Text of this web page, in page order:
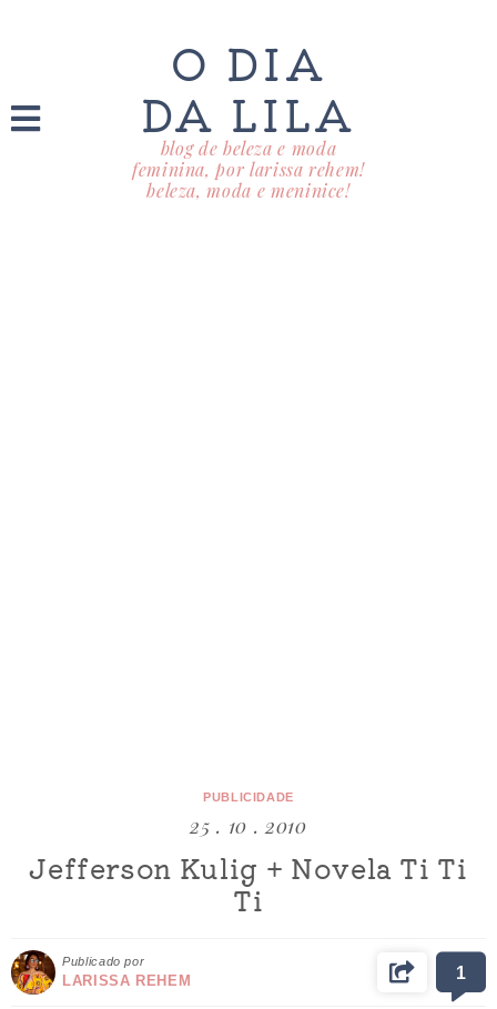
O DIA
DA LILA
blog de beleza e moda
feminina, por larissa rehem!
beleza, moda e meninice!
PUBLICIDADE
25 . 10 . 2010
Jefferson Kulig + Novela Ti Ti
Ti
Publicado por
LARISSA REHEM 1